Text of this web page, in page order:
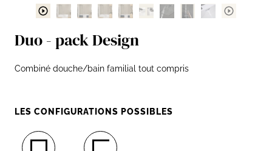
Duo - pack Design
Combiné douche/bain familial tout compris
LES CONFIGURATIONS POSSIBLES